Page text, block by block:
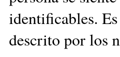
identificables.
descrito por los